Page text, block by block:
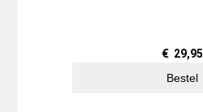
€ 29,95
Bestel